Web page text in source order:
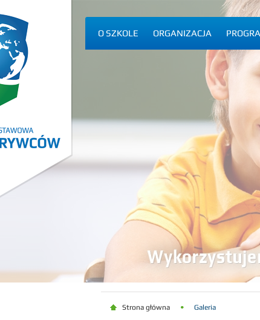
O SZKOLE ORGANIZACJA
Strona główna Galeria